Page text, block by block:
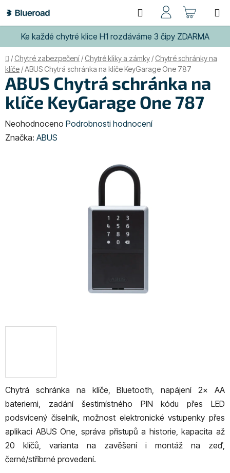
na
obsah
Ke každé chytré klice H1 rozdáváme 3 čipy ZDARMA
Hledat
KOŠÍK
Domů
/ Chytré zabezpečení / Chytré kliky a zámky / Chytré schránky na
klíče / ABUS Chytrá schránka na klíče KeyGarage One 787
Chytrá schránka na klíče, Bluetooth, napájení 2× AA
bateriemi, zadání šestimístného PIN kódu přes LED
podsvícený číselník, možnost elektronické vstupenky přes
aplikaci ABUS One, správa přístupů a historie, kapacita až
20 klíčů, varianta na zavěšení i montáž na zeď,
černé/stříbrné provedení.
ABUS Chytrá schránka na
klíče KeyGarage One 787
Průměrné
hodnocení
Neohodnoceno Podrobnosti hodnocení
Značka: ABUS